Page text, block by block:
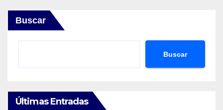
Buscar
Buscar
Últimas Entradas